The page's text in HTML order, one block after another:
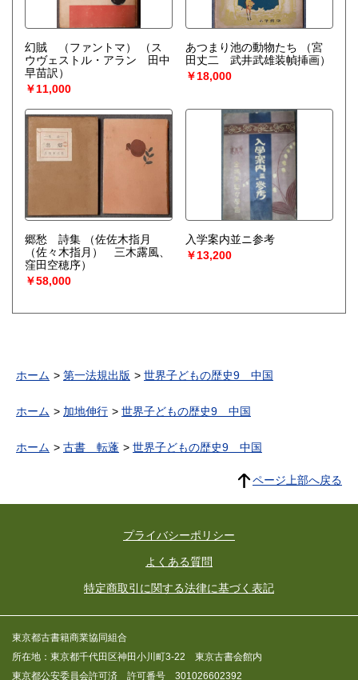
幻賊 （ファントマ）
（ス
ウヴェストル・アラン 田中
早苗訳）
￥11,000
あつまり池の動物たち
（宮
田丈二 武井武雄装幀挿画）
￥18,000
郷愁 詩集
（佐佐木指月
（佐々木指月） 三木露風、
窪田空穂序）
￥58,000
入学案内並ニ参考
￥13,200
ホーム 第一法規出版 世界子どもの歴史9 中国
ホーム 加地伸行 世界子どもの歴史9 中国
ホーム 古書 転蓬 世界子どもの歴史9 中国
ページ上部へ戻る
プライバシーポリシー
よくある質問
特定商取引に関する法律に基づく表記
東京都古書籍商業協同組合
所在地：東京都千代田区神田小川町3-22 東京古書会館内
東京都公安委員会許可済 許可番号 301026602392